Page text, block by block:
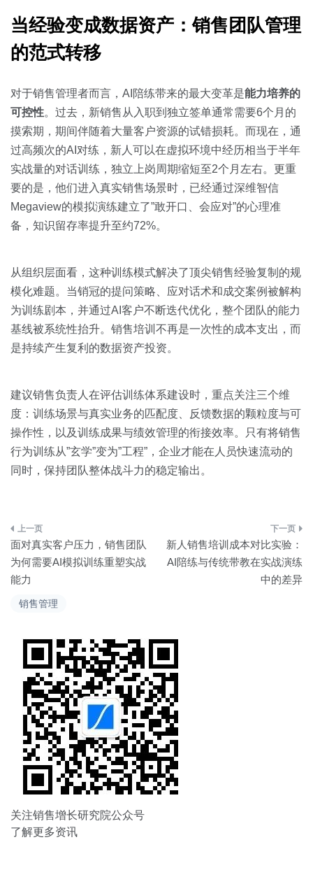
销售管理
当经验变成数据资产：销售团队管理
的范式转移
对于销售管理者而言，AI陪练带来的最大变革是能力培养的
可控性。过去，新销售从入职到独立签单通常需要6个月的
摸索期，期间伴随着大量客户资源的试错损耗。而现在，通
过高频次的AI对练，新人可以在虚拟环境中经历相当于半年
实战量的对话训练，独立上岗周期缩短至2个月左右。更重
要的是，他们进入真实销售场景时，已经通过深维智信
Megaview的模拟演练建立了”敢开口、会应对”的心理准
备，知识留存率提升至约72%。
从组织层面看，这种训练模式解决了顶尖销售经验复制的规
模化难题。当销冠的提问策略、应对话术和成交案例被解构
为训练剧本，并通过AI客户不断迭代优化，整个团队的能力
基线被系统性抬升。销售培训不再是一次性的成本支出，而
是持续产生复利的数据资产投资。
建议销售负责人在评估训练体系建设时，重点关注三个维
度：训练场景与真实业务的匹配度、反馈数据的颗粒度与可
操作性，以及训练成果与绩效管理的衔接效率。只有将销售
行为训练从”玄学”变为”工程”，企业才能在人员快速流动的
同时，保持团队整体战斗力的稳定输出。
文
章
导
面对真实客户压力，销售团队
为何需要AI模拟训练重塑实战
能力
新人销售培训成本对比实验：
AI陪练与传统带教在实战演练
中的差异
关注销售增长研究院公众号
了解更多资讯